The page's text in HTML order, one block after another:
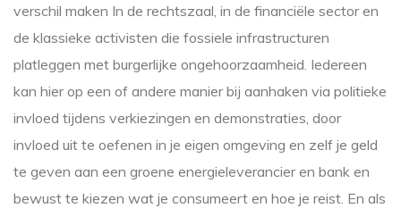
verschil maken In de rechtszaal, in de financiële sector en
de klassieke activisten die fossiele infrastructuren
platleggen met burgerlijke ongehoorzaamheid. Iedereen
kan hier op een of andere manier bij aanhaken via politieke
invloed tijdens verkiezingen en demonstraties, door
invloed uit te oefenen in je eigen omgeving en zelf je geld
te geven aan een groene energieleverancier en bank en
bewust te kiezen wat je consumeert en hoe je reist. En als